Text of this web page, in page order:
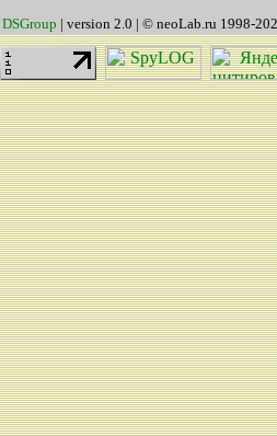
DSGroup | version 2.0 | © neoLab.ru 1998-